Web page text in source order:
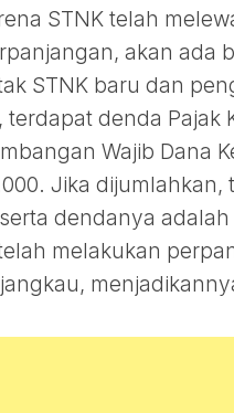
STNK telah
akan ada
STNK baru dan
terdapat denda Pajak
Wajib Dana
Jika
dendanya
melakukan